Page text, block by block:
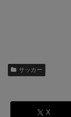
サッカー
X